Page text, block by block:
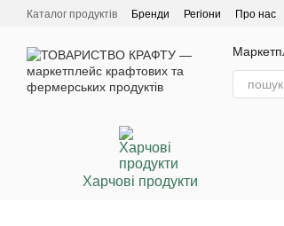
Перейти до основного контенту
Каталог продуктів Бренди Регіони Про нас
Харчові продукти